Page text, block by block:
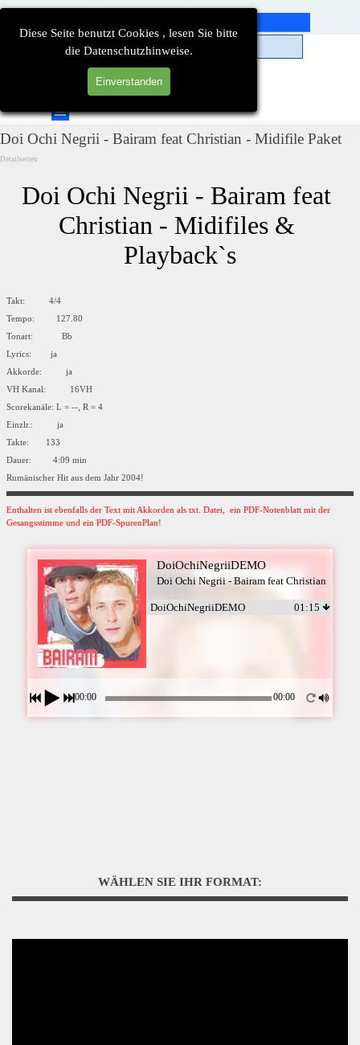
Diese Seite benutzt Cookies , lesen Sie bitte
die Datenschutzhinweise.
Einverstanden
Direkt zum Seiteninhalt
Menü überspringen
Doi Ochi Negrii - Bairam feat Christian - Midifile Paket
Detailseiten
Doi Ochi Negrii - Bairam feat
Christian - Midifiles &
Playback`s
Takt: 4/4
Tempo: 127.80
Tonart: Bb
Lyrics: ja
Akkorde: ja
VH Kanal: 16VH
Scorekanäle: L = --, R = 4
Einzlr.: ja
Takte: 133
Dauer: 4:09 min
Rumänischer Hit aus dem Jahr 2004!
Enthalten ist ebenfalls der Text mit Akkorden als txt. Datei, ein PDF-Notenblatt mit der
Gesangsstimme und ein PDF-SpurenPlan!
DoiOchiNegriiDEMO
Doi Ochi Negrii - Bairam feat Christian
DoiOchiNegriiDEMO 01:15
00:00 00:00
WÄHLEN SIE IHR FORMAT: